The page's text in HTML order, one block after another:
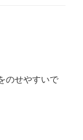
のせやすいで